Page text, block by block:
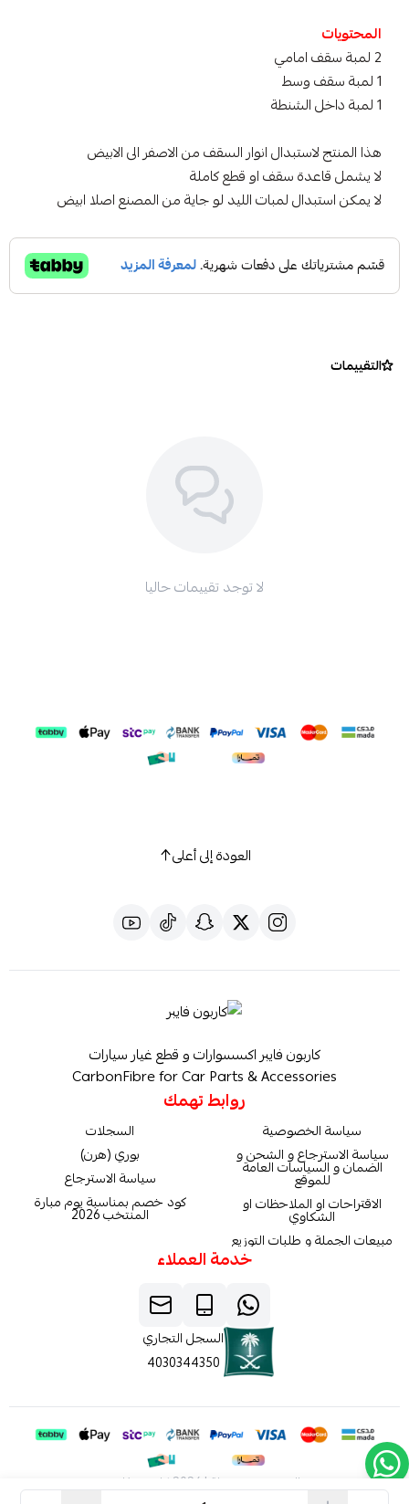
المحتويات
2 لمبة سقف امامي
1 لمبة سقف وسط
1 لمبة داخل الشنطة
هذا المنتج لاستبدال انوار السقف من الاصفر الى الابيض
لا يشمل قاعدة سقف او قطع كاملة
لا يمكن استبدال لمبات الليد لو جاية من المصنع اصلا ابيض
التقييمات
لا توجد تقييمات حاليا
العودة إلى أعلى
كاربون فايبر اكسسوارات و قطع غيار سيارات
CarbonFibre for Car Parts & Accessories
روابط تهمك
سياسة الخصوصية
سياسة الاسترجاع و الشحن و
الضمان و السياسات العامة
للموقع
الاقتراحات او الملاحظات او
الشكاوي
مبيعات الجملة و طلبات التوزيع
السجلات
بوري (هرن)
سياسة الاسترجاع
كود خصم بمناسبة يوم مبارة
المنتخب 2026
خدمة العملاء
السجل التجاري
4030344350
الحقوق محفوظة | 2026 كاربون فايبر